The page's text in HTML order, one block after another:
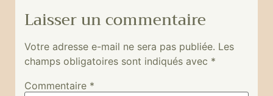
Laisser un commentaire
Votre adresse e-mail ne sera pas publiée. Les
champs obligatoires sont indiqués avec *
Commentaire *